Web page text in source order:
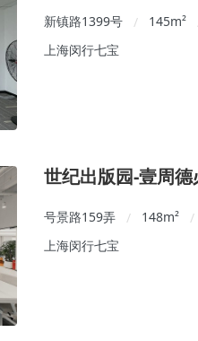
新镇路1399号 / 145m²
上海闵行七宝
世纪出版园-壹周
号景路159弄 / 148m²
/
上海闵行七宝